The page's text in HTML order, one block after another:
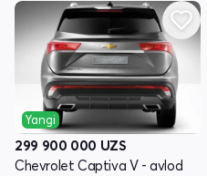
Yangi
299 900 000 UZS
Chevrolet Captiva V - avlod